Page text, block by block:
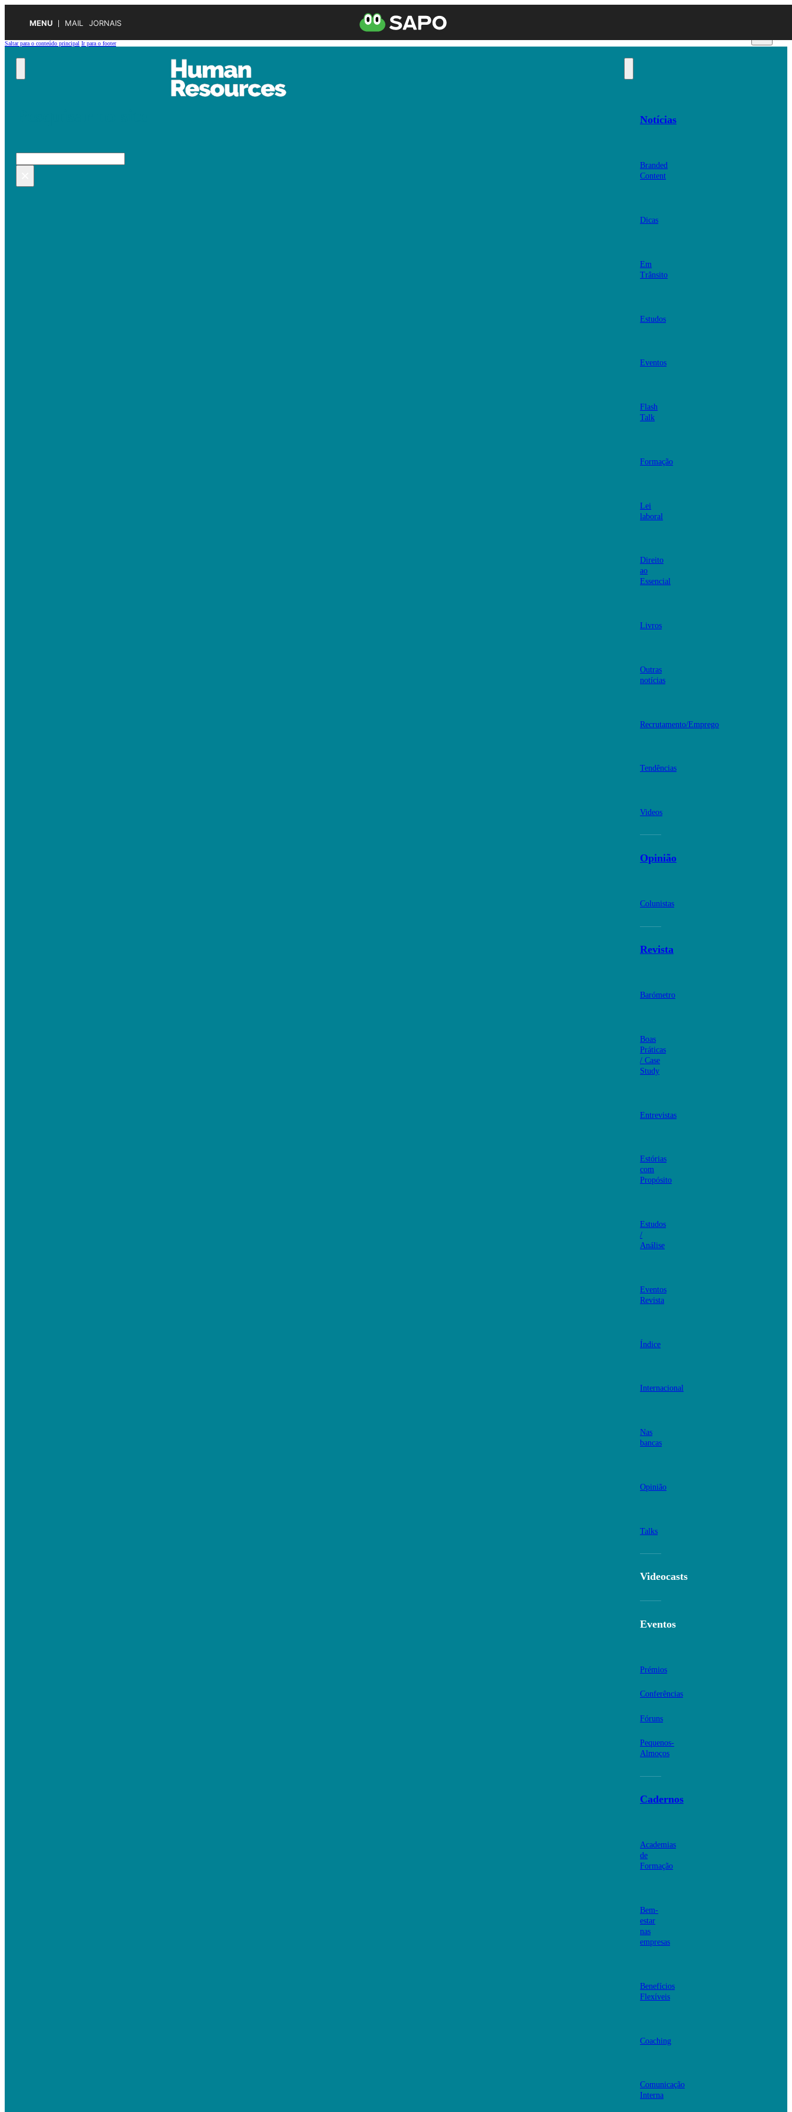
MENU MAIL JORNAIS
Saltar para o conteúdo principal Ir para o footer
Pesquisar
Notícias
Branded
Content
Dicas
Em
Trânsito
Estudos
Eventos
Flash
Talk
Formação
Lei
laboral
Direito
ao
Essencial
Livros
Outras
notícias
Recrutamento/Emprego
Tendências
Videos
Opinião
Colunistas
Revista
Barómetro
Boas
Práticas
/ Case
Study
Entrevistas
Estórias
com
Propósito
Estudos
/
Análise
Eventos
Revista
Índice
Internacional
Nas
bancas
Opinião
Talks
Videocasts
Eventos
Prémios
Conferências
Fóruns
Pequenos-
Almoços
Cadernos
Academias
de
Formação
Bem-
estar
nas
empresas
Benefícios
Flexíveis
Coaching
Comunicação
Interna